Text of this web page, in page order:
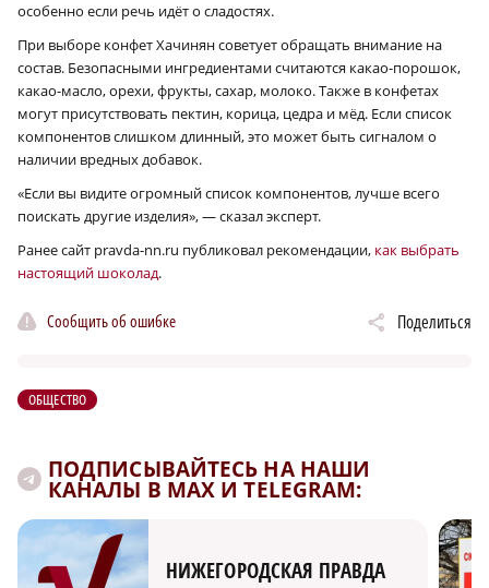
особенно если речь идёт о сладостях.
При выборе конфет Хачинян советует обращать внимание на
состав. Безопасными ингредиентами считаются какао-порошок,
какао-масло, орехи, фрукты, сахар, молоко. Также в конфетах
могут присутствовать пектин, корица, цедра и мёд. Если список
компонентов слишком длинный, это может быть сигналом о
наличии вредных добавок.
«Если вы видите огромный список компонентов, лучше всего
поискать другие изделия», — сказал эксперт.
Ранее сайт pravda-nn.ru публиковал рекомендации, как выбрать
настоящий шоколад.
Сообщить об ошибке Поделиться
ОБЩЕСТВО
ПОДПИСЫВАЙТЕСЬ НА НАШИ
КАНАЛЫ В MAX И TELEGRAM:
НИЖЕГОРОДСКАЯ ПРАВДА